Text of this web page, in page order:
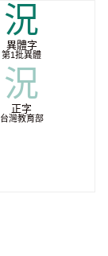
況
異體字
第1批異體
況
正字
台灣教育部